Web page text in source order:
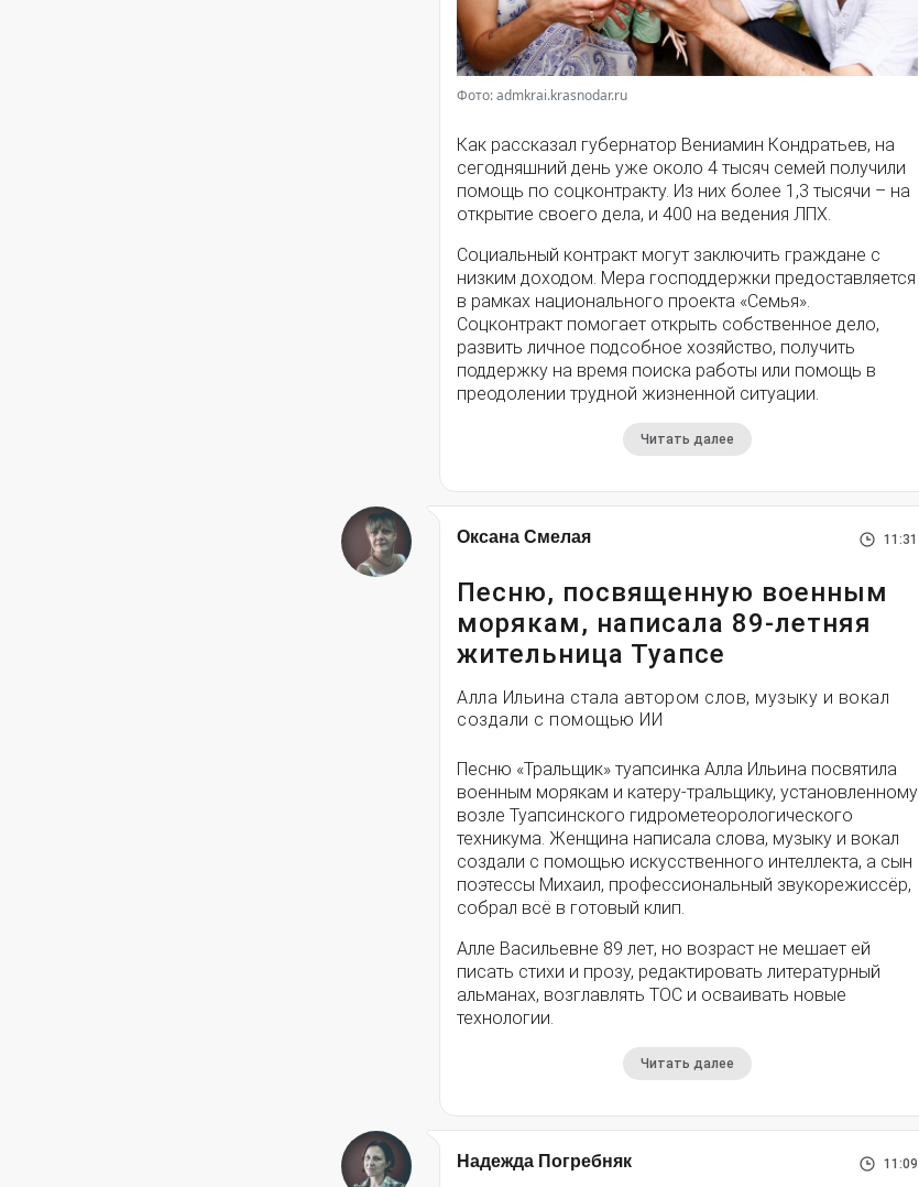
Фото: admkrai.krasnodar.ru
Как рассказал губернатор Вениамин Кондратьев, на
сегодняшний день уже около 4 тысяч семей получили
помощь по соцконтракту. Из них более 1,3 тысячи – на
открытие своего дела, и 400 на ведения ЛПХ.
Социальный контракт могут заключить граждане с
низким доходом. Мера господдержки предоставляется
в рамках национального проекта «Семья».
Соцконтракт помогает открыть собственное дело,
развить личное подсобное хозяйство, получить
поддержку на время поиска работы или помощь в
преодолении трудной жизненной ситуации.
Читать далее
Оксана Смелая 11:31
Песню, посвященную военным
морякам, написала 89-летняя
жительница Туапсе
Алла Ильина стала автором слов, музыку и вокал
создали с помощью ИИ
Песню «Тральщик» туапсинка Алла Ильина посвятила
военным морякам и катеру-тральщику, установленному
возле Туапсинского гидрометеорологического
техникума. Женщина написала слова, музыку и вокал
создали с помощью искусственного интеллекта, а сын
поэтессы Михаил, профессиональный звукорежиссёр,
собрал всё в готовый клип.
Алле Васильевне 89 лет, но возраст не мешает ей
писать стихи и прозу, редактировать литературный
альманах, возглавлять ТОС и осваивать новые
технологии.
Читать далее
Надежда Погребняк 11:09